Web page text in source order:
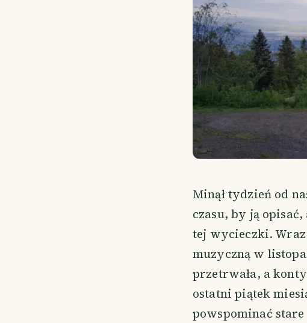
Minął tydzień od
czasu, by ją
tej wycieczki.
muzyczną w
przetrwała, a
ostatni piątek
powspominać